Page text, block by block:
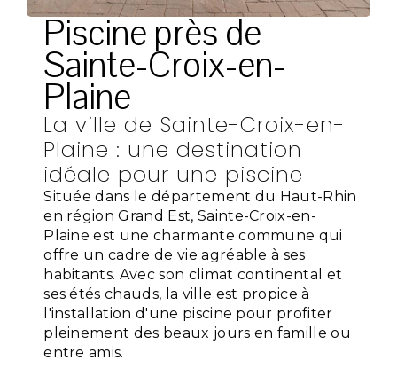
Piscine près de
Sainte-Croix-en-
Plaine
La ville de Sainte-Croix-en-
Plaine : une destination
idéale pour une piscine
Située dans le département du Haut-Rhin
en région Grand Est, Sainte-Croix-en-
Plaine est une charmante commune qui
offre un cadre de vie agréable à ses
habitants. Avec son climat continental et
ses étés chauds, la ville est propice à
l'installation d'une piscine pour profiter
pleinement des beaux jours en famille ou
entre amis.